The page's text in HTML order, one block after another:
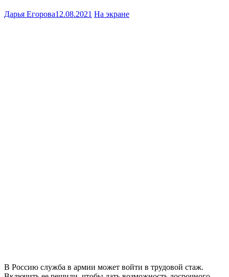
Дарья Егорова12.08.2021 На экране
В Россию служба в армии может войти в трудовой стаж.